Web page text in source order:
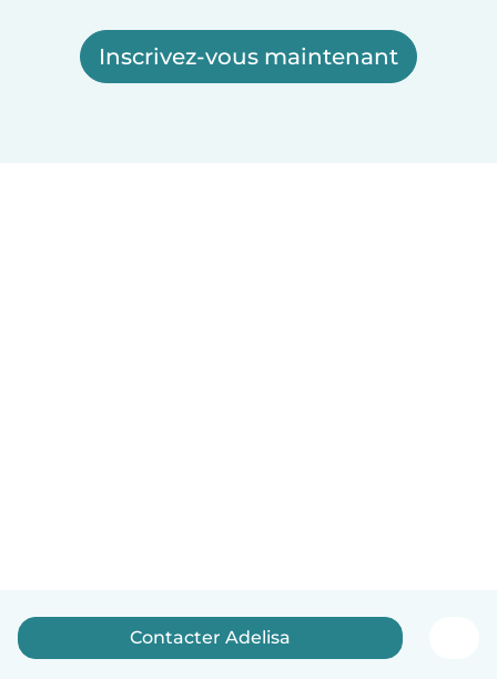
Inscrivez-vous maintenant
Contacter Adelisa